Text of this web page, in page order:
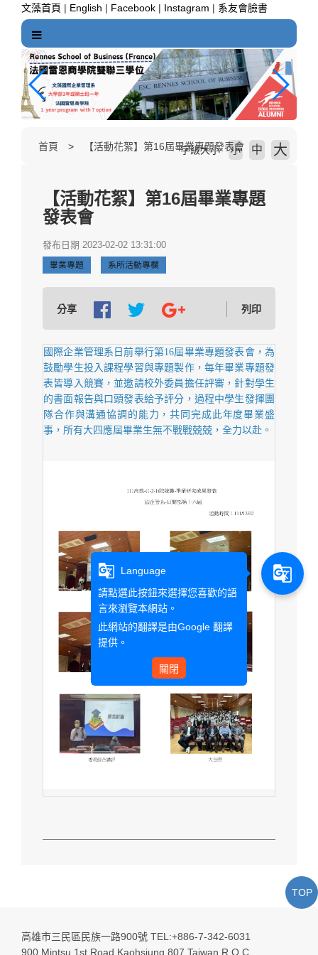
文藻首頁 | English | Facebook | Instagram | 系友會臉書
首頁 【活動花絮】第16屆畢業專題發表會
字級大小 小 中 大
【活動花絮】第16屆畢業專題
發表會
發布日期 2023-02-02 13:31:00
畢業專題 系所活動專欄
分享 列印
國際企業管理系日前舉行第16屆畢業專題發表會，為
鼓勵學生投入課程學習與專題製作，每年畢業專題發
表皆導入競賽，並邀請校外委員擔任評審，針對學生
的書面報告與口頭發表給予評分，過程中學生發揮團
隊合作與溝通協調的能力，共同完成此年度畢業盛
事，所有大四應屆畢業生無不戰戰兢兢，全力以赴。
高雄市三民區民族一路900號 TEL:+886-7-342-6031
900 Mintsu 1st Road Kaohsiung 807,Taiwan R.O.C
TOP
g_translate
Language
請點選此按鈕來選擇您喜歡的語
言來瀏覽本網站。
此網站的翻譯是由Google 翻譯
提供。
關閉
g_translate